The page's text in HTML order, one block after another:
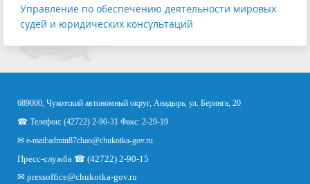
Управление по обеспечению деятельности мировых
судей и юридических консультаций
689000, Чукотский автономный округ, Анадырь, ул. Беринга, 20
☎ Телефон: (42722) 2-90-31 Факс: 2-29-19
✉ e-mail:admin87chao@chukotka-gov.ru
Пресс-служба ☎ (42722) 2-90-15
✉ pressoffice@chukotka-gov.ru